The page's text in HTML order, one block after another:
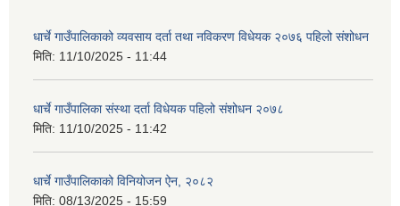
धार्चे गाउँपालिकाको व्यवसाय दर्ता तथा नविकरण विधेयक २०७६ पहिलो संशोधन
मिति: 11/10/2025 - 11:44
धार्चे गाउँपालिका संस्था दर्ता विधेयक पहिलो संशोधन २०७८
मिति: 11/10/2025 - 11:42
धार्चे गाउँपालिकाको विनियोजन ऐन, २०८२
मिति: 08/13/2025 - 15:59